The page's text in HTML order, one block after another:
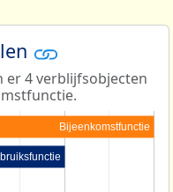
er 4 verblijfsobjecten
Bijeenkomstfunctie